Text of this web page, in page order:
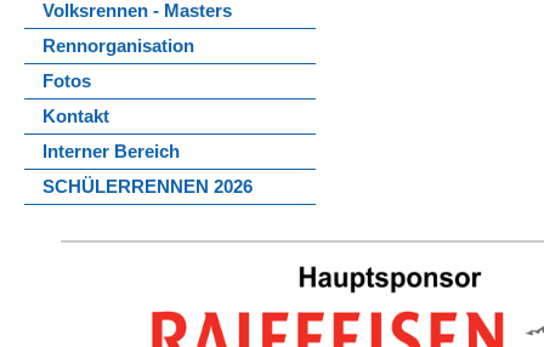
Volksrennen - Masters
Rennorganisation
Fotos
Kontakt
Interner Bereich
SCHÜLERRENNEN 2026